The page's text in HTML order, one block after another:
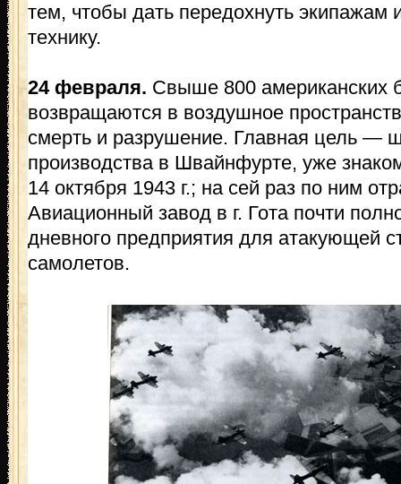
тем, чтобы дать передохнуть экипажам
технику.
24 февраля. Свыше 800 американских
возвращаются в воздушное
смерть и разрушение. Главная цель —
производства в Швайнфурте, уже
14 октября 1943 г.; на сей раз по ним
Авиационный завод в г. Гота почти
дневного предприятия для атакующей
самолетов.